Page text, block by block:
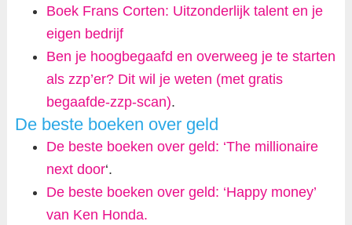
Boek Frans Corten: Uitzonderlijk talent en je
eigen bedrijf
Ben je hoogbegaafd en overweeg je te starten
als zzp’er? Dit wil je weten (met gratis
begaafde-zzp-scan).
De beste boeken over geld
De beste boeken over geld: ‘The millionaire
next door‘.
De beste boeken over geld: ‘Happy money’
van Ken Honda.